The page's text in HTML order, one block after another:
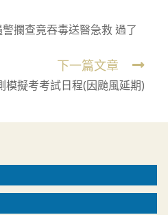
攔查竟吞毒送醫急救 過了
下一篇文章
模擬考考試日程(因颱風延期)